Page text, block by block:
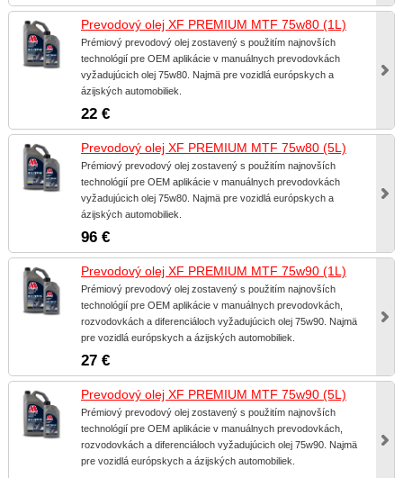
Prevodový olej XF PREMIUM MTF 75w80 (1L)
Prémiový prevodový olej zostavený s použitím najnovších
technológií pre OEM aplikácie v manuálnych prevodovkách
vyžadujúcich olej 75w80. Najmä pre vozidlá európskych a
ázijských automobiliek.
22 €
Prevodový olej XF PREMIUM MTF 75w80 (5L)
Prémiový prevodový olej zostavený s použitím najnovších
technológií pre OEM aplikácie v manuálnych prevodovkách
vyžadujúcich olej 75w80. Najmä pre vozidlá európskych a
ázijských automobiliek.
96 €
Prevodový olej XF PREMIUM MTF 75w90 (1L)
Prémiový prevodový olej zostavený s použitím najnovších
technológií pre OEM aplikácie v manuálnych prevodovkách,
rozvodovkách a diferenciáloch vyžadujúcich olej 75w90. Najmä
pre vozidlá európskych a ázijských automobiliek.
27 €
Prevodový olej XF PREMIUM MTF 75w90 (5L)
Prémiový prevodový olej zostavený s použitím najnovších
technológií pre OEM aplikácie v manuálnych prevodovkách,
rozvodovkách a diferenciáloch vyžadujúcich olej 75w90. Najmä
pre vozidlá európskych a ázijských automobiliek.